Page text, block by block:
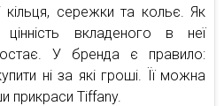
кільця, сережки та кольє. Як
вкладеного в неї
У бренда є правило:
ні за які гроші. Її можна
прикраси Tiffany.